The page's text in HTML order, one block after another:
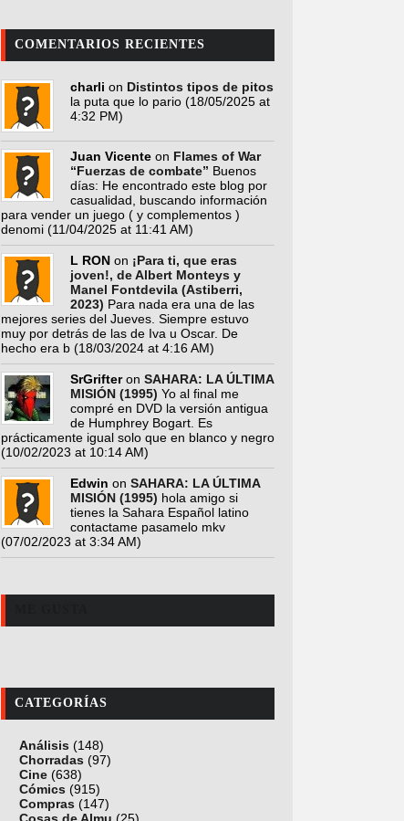
COMENTARIOS RECIENTES
charli on Distintos tipos de pitos
la puta que lo pario (18/05/2025 at
4:32 PM)
Juan Vicente on Flames of War
“Fuerzas de combate” Buenos
días: He encontrado este blog por
casualidad, buscando información
para vender un juego ( y complementos )
denomi (11/04/2025 at 11:41 AM)
L RON on ¡Para ti, que eras
joven!, de Albert Monteys y
Manel Fontdevila (Astiberri,
2023) Para nada era una de las
mejores series del Jueves. Siempre estuvo
muy por detrás de las de Iva u Oscar. De
hecho era b (18/03/2024 at 4:16 AM)
SrGrifteron SAHARA: LA ÚLTIMA
MISIÓN (1995) Yo al final me
compré en DVD la versión antigua
de Humphrey Bogart. Es
prácticamente igual solo que en blanco y negro
(10/02/2023 at 10:14 AM)
Edwin on SAHARA: LA ÚLTIMA
MISIÓN (1995) hola amigo si
tienes la Sahara Español latino
contactame pasamelo mkv
(07/02/2023 at 3:34 AM)
CATEGORÍAS
Análisis (148)
Chorradas (97)
Cine (638)
Cómics (915)
Compras (147)